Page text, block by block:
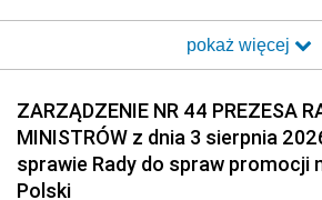
2017 2016
2014 2013
2011 2010
2008 2007
2005
pokaż więcej
ZARZĄDZENIE NR 44 PREZESA
MINISTRÓW z dnia 3 sierpnia
sprawie Rady do spraw promocji
Polski